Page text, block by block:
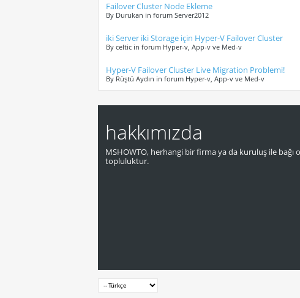
Failover Cluster Node Ekleme
By Durukan in forum Server2012
iki Server iki Storage için Hyper-V Failover Cluster
By celtic in forum Hyper-v, App-v ve Med-v
Hyper-V Failover Cluster Live Migration Problemi!
By Rüştü Aydın in forum Hyper-v, App-v ve Med-v
hakkımızda
MSHOWTO, herhangi bir firma ya da kuruluş ile bağı
topluluktur.